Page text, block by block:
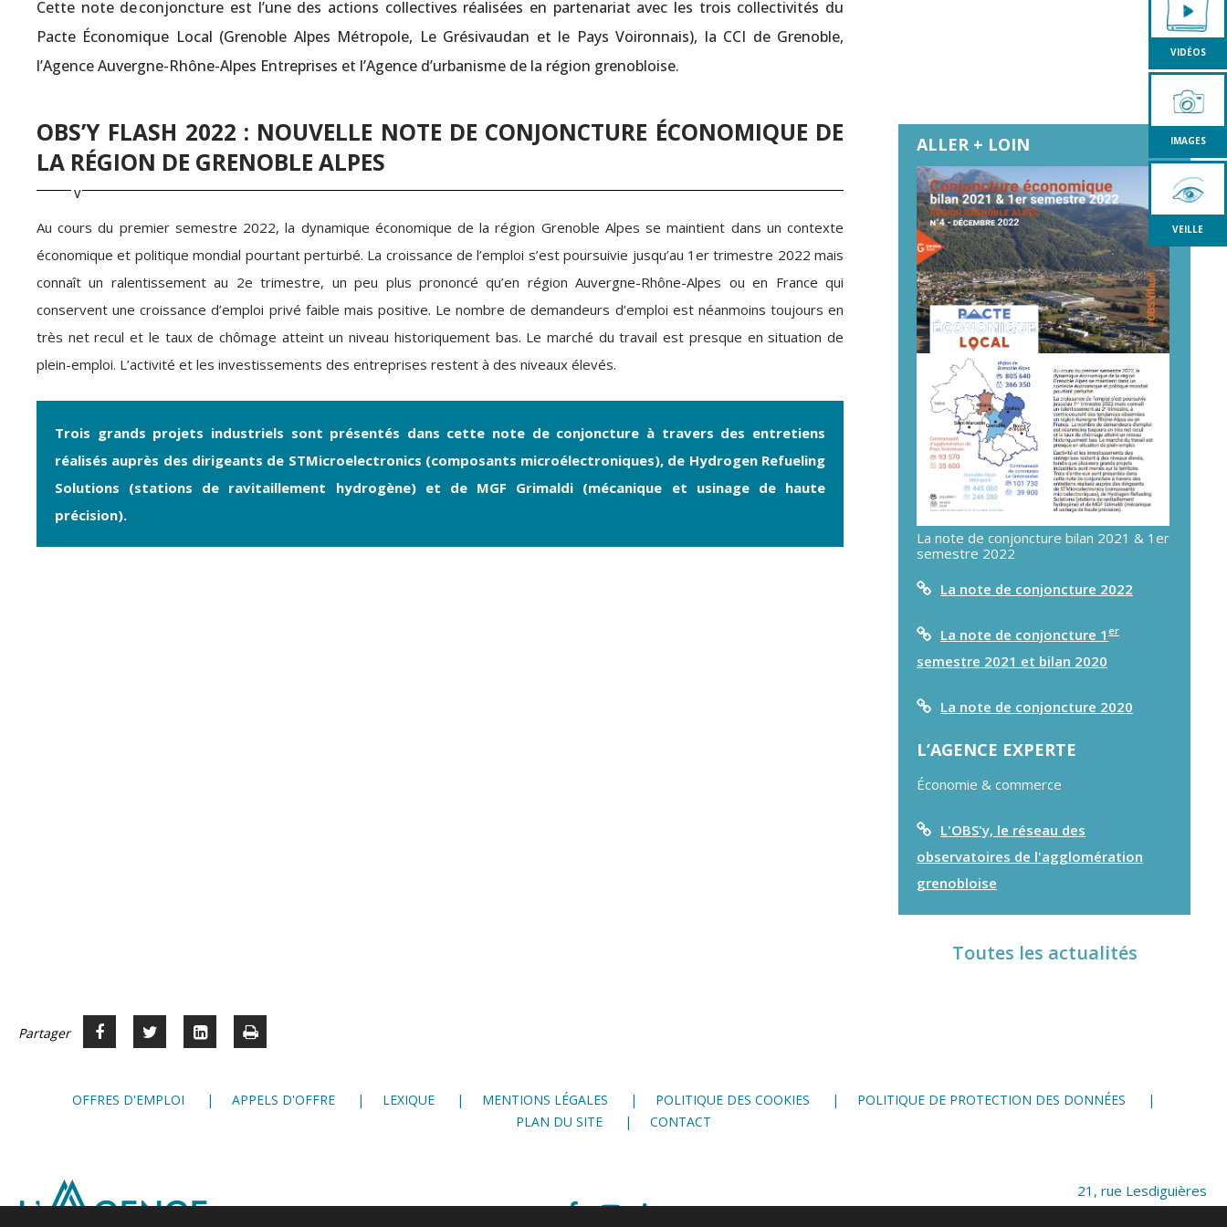
VIDÉOS
IMAGES
VEILLE
Cette note de conjoncture est l’une des actions collectives réalisées en partenariat avec les trois collectivités du
Pacte Économique Local (Grenoble Alpes Métropole, Le Grésivaudan et le Pays Voironnais), la CCI de Grenoble,
l’Agence Auvergne-Rhône-Alpes Entreprises et l’Agence d’urbanisme de la région grenobloise.
OBS’Y FLASH 2022 : NOUVELLE NOTE DE CONJONCTURE ÉCONOMIQUE DE
LA RÉGION DE GRENOBLE ALPES
Au cours du premier semestre 2022, la dynamique économique de la région Grenoble Alpes se maintient dans un contexte
économique et politique mondial pourtant perturbé. La croissance de l’emploi s’est poursuivie jusqu’au 1er trimestre 2022 mais
connaît un ralentissement au 2e trimestre, un peu plus prononcé qu’en région Auvergne-Rhône-Alpes ou en France qui
conservent une croissance d’emploi privé faible mais positive. Le nombre de demandeurs d’emploi est néanmoins toujours en
très net recul et le taux de chômage atteint un niveau historiquement bas. Le marché du travail est presque en situation de
plein-emploi. L’activité et les investissements des entreprises restent à des niveaux élevés.
Trois grands projets industriels sont présentés dans cette note de conjoncture à travers des entretiens
réalisés auprès des dirigeants de STMicroelectronics (composants microélectroniques), de Hydrogen Refueling
Solutions (stations de ravitaillement hydrogène) et de MGF Grimaldi (mécanique et usinage de haute
précision).
ALLER + LOIN
La note de conjoncture bilan 2021 & 1er
semestre 2022
La note de conjoncture 2022
La note de conjoncture 1 er
semestre 2021 et bilan 2020
La note de conjoncture 2020
L’AGENCE EXPERTE
Économie & commerce
L'OBS'y, le réseau des
observatoires de l'agglomération
grenobloise
Toutes les actualités
Partager Partager
Facebook
Partager
Twitter
Voir
LinkedIn
Imprimer
OFFRES D'EMPLOI APPELS D'OFFRE LEXIQUE MENTIONS LÉGALES POLITIQUE DES COOKIES
POLITIQUE DE PROTECTION DES DONNÉES
PLAN DU SITE
CONTACT
FacebookYoutubeLinkedIn
21, rue Lesdiguières
38 000 Grenoble